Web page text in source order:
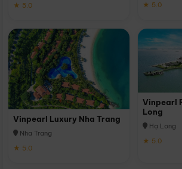
★ 5.0
★ 5.0
Vinpearl Luxury Nha Trang
Nha Trang
★ 5.0
Vinpearl
Long
Hạ Long
★ 5.0